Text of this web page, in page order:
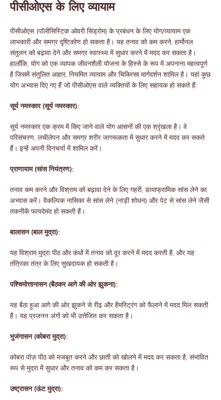
पीसीओएस के लिए व्यायाम
पीसीओएस (पॉलीसिस्टिक ओवरी सिंड्रोम) के प्रबंधन के लिए योग/व्यायाम एक
लाभकारी और समग्र दृष्टिकोण हो सकता है। यह तनाव को कम करने, हार्मोनल
संतुलन को बढ़ावा देने और समग्र स्वास्थ्य में सुधार करने में मदद कर सकता है।
हालाँकि, योग को एक व्यापक जीवनशैली योजना के हिस्से के रूप में अपनाना महत्वपूर्ण
है जिसमें संतुलित आहार, नियमित व्यायाम और चिकित्सा मार्गदर्शन शामिल है। यहां कुछ
योग अभ्यास दिए गए हैं जो पीसीओएस वाले व्यक्तियों के लिए सहायक हो सकते हैं:
सूर्य नमस्कार (सूर्य नमस्कार):
सूर्य नमस्कार एक क्रम में किए जाने वाले योग आसनों की एक श्रृंखला है। वे
परिसंचरण, लचीलेपन और समग्र शरीर जागरूकता में सुधार करने में मदद कर सकते
हैं। इन्हें अपनी दिनचर्या में शामिल करें।
प्राणायाम (सांस नियंत्रण):
तनाव कम करने और विश्राम को बढ़ावा देने के लिए गहरी, डायाफ्रामिक सांस लेने का
अभ्यास करें। वैकल्पिक नासिका से सांस लेने (नाड़ी शोधन) और पेट से सांस लेने जैसी
तकनीकें फायदेमंद हो सकती हैं।
बालासन (बाल मुद्रा):
यह विश्राम मुद्रा पीठ और कंधों में तनाव को दूर करने में मदद करती है, और यह
तंत्रिका तंत्र के लिए सुखदायक हो सकती है।
पश्चिमोत्तानासन (बैठकर आगे की ओर झुकना):
यह बैठा हुआ आगे की ओर झुकने से रीढ़ और हैमस्ट्रिंग को फैलाने में मदद मिल सकती
है। यह प्रजनन अंगों को भी उत्तेजित कर सकता है।
भुजंगासन (कोबरा मुद्रा):
कोबरा पोज़ पीठ को मजबूत करने और छाती को खोलने में मदद कर सकता है, संभावित
रूप से मुद्रा में सुधार और तनाव को कम कर सकता है।
उष्ट्रासन (ऊंट मुद्रा):